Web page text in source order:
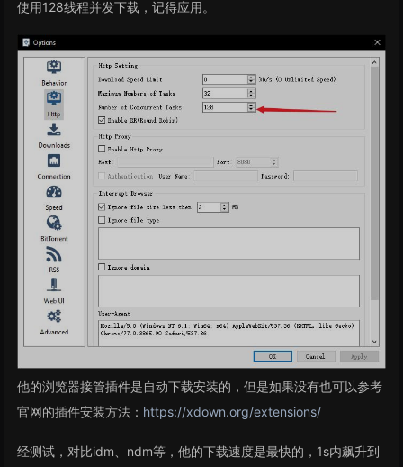
使用128线程并发下载，记得应用。
他的浏览器接管插件是自动下载安装的，但是如果没有也可以参考
官网的插件安装方法： https://xdown.org/extensions/
经测试，对比idm、ndm等，他的下载速度是最快的，1s内飙升到